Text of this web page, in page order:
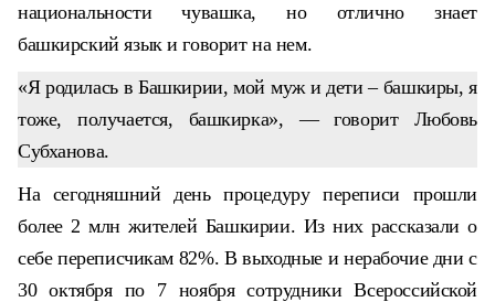
национальности чувашка, но отлично знает
башкирский язык и говорит на нем.
«Я родилась в Башкирии, мой муж и дети – башкиры, я
тоже, получается, башкирка», — говорит Любовь
Субханова.
На сегодняшний день процедуру переписи прошли
более 2 млн жителей Башкирии. Из них рассказали о
себе переписчикам 82%. В выходные и нерабочие дни с
30 октября по 7 ноября сотрудники Всероссийской